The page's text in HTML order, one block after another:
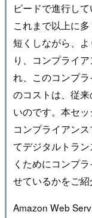
ピードで進行し
これまで以上に
短くしながら、
り、コンプライ
れ、このコンプ
のコストは、従
いのです。本セ
コンプライアン
てデジタルトラ
くためにコンプ
せているかをご紹
Amazon Web